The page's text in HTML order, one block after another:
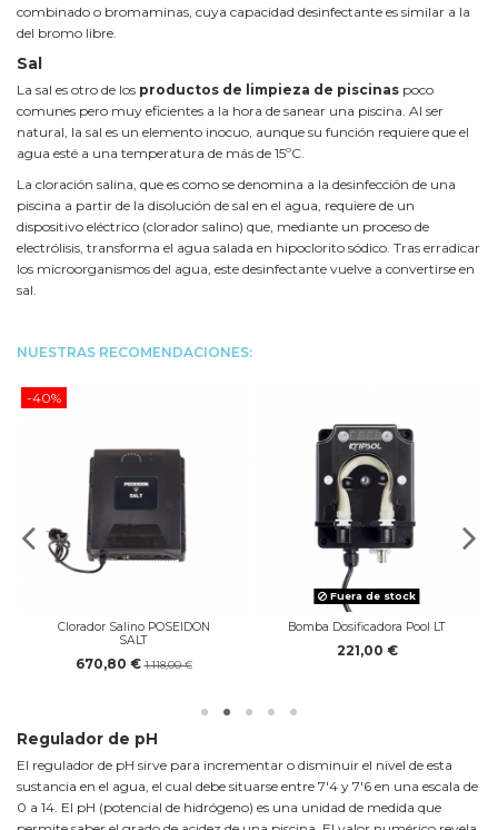
combinado o bromaminas, cuya capacidad desinfectante es similar a la
del bromo libre.
Sal
La sal es otro de los productos de limpieza de piscinas poco
comunes pero muy eficientes a la hora de sanear una piscina. Al ser
natural, la sal es un elemento inocuo, aunque su función requiere que el
agua esté a una temperatura de más de 15ºC.
La cloración salina, que es como se denomina a la desinfección de una
piscina a partir de la disolución de sal en el agua, requiere de un
dispositivo eléctrico (clorador salino) que, mediante un proceso de
electrólisis, transforma el agua salada en hipoclorito sódico. Tras erradicar
los microorganismos del agua, este desinfectante vuelve a convertirse en
sal.
NUESTRAS RECOMENDACIONES:
-40%
Clorador Salino POSEIDON
SALT
670,80 € 1.118,00 €
Fuera de stock
Bomba Dosificadora Pool LT
221,00 €
Regulador de pH
El regulador de pH sirve para incrementar o disminuir el nivel de esta
sustancia en el agua, el cual debe situarse entre 7'4 y 7'6 en una escala de
0 a 14. El pH (potencial de hidrógeno) es una unidad de medida que